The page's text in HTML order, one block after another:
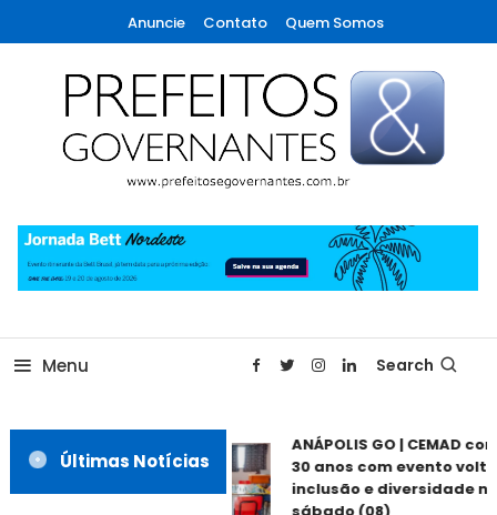
To
Content
Anuncie Contato Quem Somos
Prefeitos & Governantes
Menu Search
Últimas Notícias
ANÁPOLIS GO | CEMAD
30 anos com evento
inclusão e diversidade